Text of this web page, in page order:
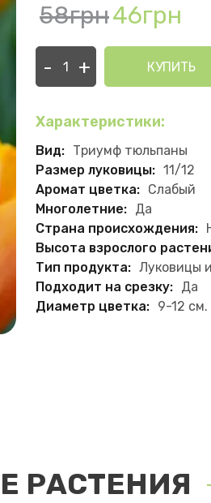
58грн46грн
- + КУПИТЬ
Характеристики:
Вид: Триумф тюльпаны
Размер луковицы: 11/12
Аромат цветка: Слабый
Многолетние: Да
Страна происхождения:
Высота взрослого
Тип продукта: Луковицы
Подходит на срезку: Да
Диаметр цветка: 9-12 см.
РАСТЕНИЯ